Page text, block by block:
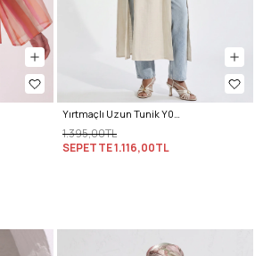
Yırtmaçlı Uzun Tunik Y0162 - EKRU
1.395,00TL
SEPETTE1.116,00TL